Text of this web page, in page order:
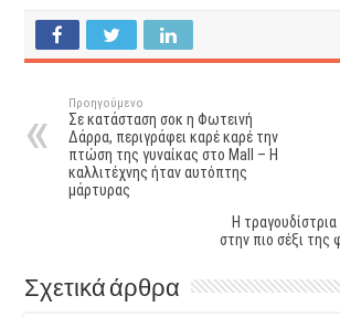
Προηγούμενο
Σε κατάσταση σοκ η Φωτεινή
Δάρρα, περιγράφει καρέ καρέ την
πτώση της γυναίκας στο Mall – Η
καλλιτέχνης ήταν αυτόπτης
μάρτυρας
H
στην πιο σέξι
Σχετικά άρθρα